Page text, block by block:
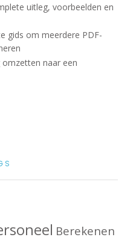
uitleg, voorbeelden en
gids om meerdere PDF-
omzetten naar een
Berekenen